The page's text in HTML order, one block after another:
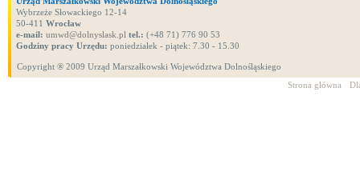
Wybrzeże Słowackiego 12-14
50-411 Wrocław
e-mail: umwd@dolnyslask.pl tel.: (+48 71) 776 90 53
Godziny pracy Urzędu: poniedziałek - piątek: 7.30 - 15.30
Copyright ® 2009 Urząd Marszałkowski Województwa Dolnośląskiego
Strona główna